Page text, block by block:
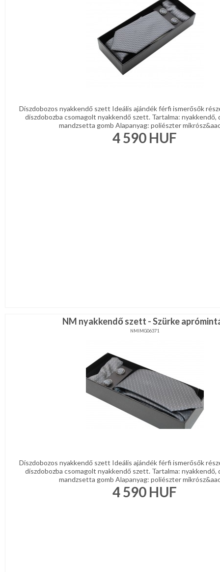
Díszdobozos nyakkendő szett Ideális ajándék férfi ismerősők
díszdobozba csomagolt nyakkendő szett. Tartalma: nyakkendő,
mandzsetta gomb Alapanyag: poliészter
4 590 HUF
NM nyakkendő szett - Szürke
NMIMG06371
Díszdobozos nyakkendő szett Ideális ajándék férfi ismerősők
díszdobozba csomagolt nyakkendő szett. Tartalma: nyakkendő,
mandzsetta gomb Alapanyag: poliészter
4 590 HUF